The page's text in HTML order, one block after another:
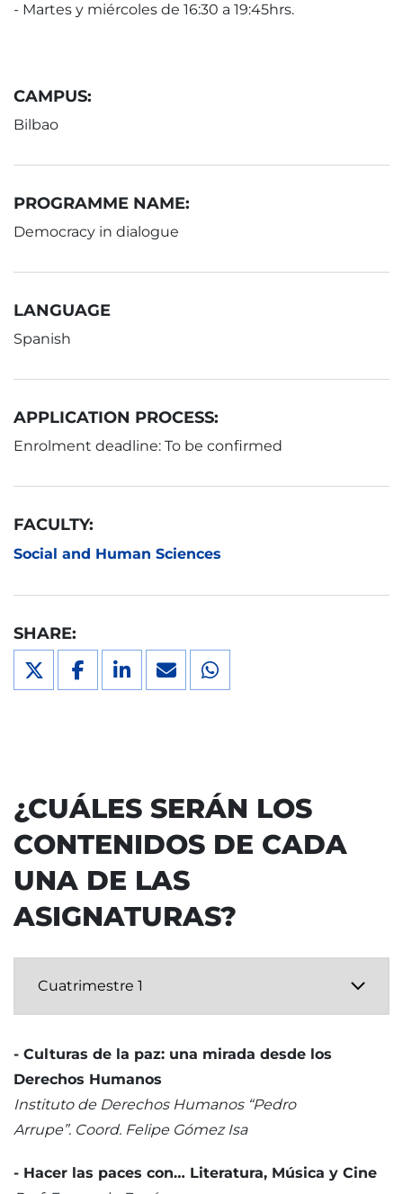
- Martes y miércoles de 16:30 a 19:45hrs.
CAMPUS:
Bilbao
PROGRAMME NAME:
Democracy in dialogue
LANGUAGE
Spanish
APPLICATION PROCESS:
Enrolment deadline: To be confirmed
FACULTY:
Social and Human Sciences
SHARE:
¿CUÁLES SERÁN LOS
CONTENIDOS DE CADA
UNA DE LAS
ASIGNATURAS?
- Culturas de la paz: una mirada desde los
Derechos Humanos
Instituto de Derechos Humanos “Pedro
Arrupe”. Coord. Felipe Gómez Isa
- Hacer las paces con… Literatura, Música y Cine